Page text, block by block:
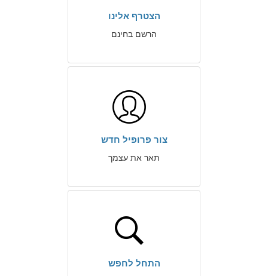
הצטרף אלינו
הרשם בחינם
צור פרופיל חדש
תאר את עצמך
התחל לחפש